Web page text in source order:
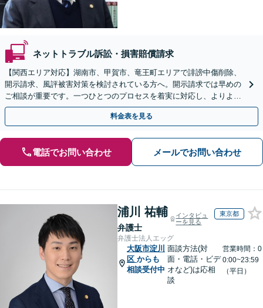
ネットトラブル訴訟・損害賠償請求
【関西エリア対応】湖南市、甲賀市、竜王町エリアで誹謗中傷削除、
開示請求、風評被害対策を検討されている方へ。開示請求では早めの
ご相談が重要です。一つひとつのプロセスを着実に対応し、よりよい
解決に向けて尽力いたします【Web面談OK】
料金表を見る
電話でお問い合わせ メールでお問い合わせ
浦川 祐輔
弁護士
インタビュ
ーを見る
東京都
弁護士法人エッグ
大阪市淀川
区 からも
相談受付中
面談方法(対
面・電話・ビデ
オなど)は応相
談
営業時間：0
0:00~23:59
（平日）